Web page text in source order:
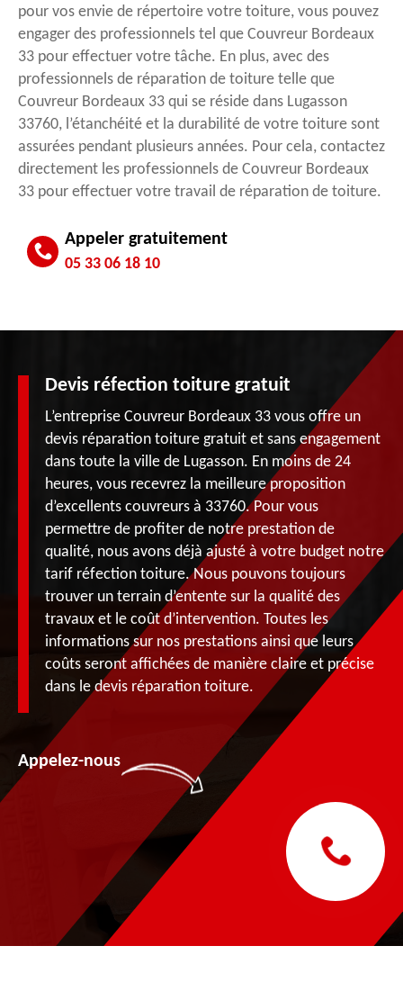
pour vos envie de répertoire votre toiture, vous pouvez
engager des professionnels tel que Couvreur Bordeaux
33 pour effectuer votre tâche. En plus, avec des
professionnels de réparation de toiture telle que
Couvreur Bordeaux 33 qui se réside dans Lugasson
33760, l’étanchéité et la durabilité de votre toiture sont
assurées pendant plusieurs années. Pour cela, contactez
directement les professionnels de Couvreur Bordeaux
33 pour effectuer votre travail de réparation de toiture.
Appeler gratuitement
05 33 06 18 10
Devis réfection toiture gratuit
L’entreprise Couvreur Bordeaux 33 vous offre un
devis réparation toiture gratuit et sans engagement
dans toute la ville de Lugasson. En moins de 24
heures, vous recevrez la meilleure proposition
d’excellents couvreurs à 33760. Pour vous
permettre de profiter de notre prestation de
qualité, nous avons déjà ajusté à votre budget notre
tarif réfection toiture. Nous pouvons toujours
trouver un terrain d’entente sur la qualité des
travaux et le coût d’intervention. Toutes les
informations sur nos prestations ainsi que leurs
coûts seront affichées de manière claire et précise
dans le devis réparation toiture.
Appelez-nous